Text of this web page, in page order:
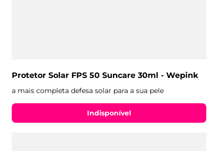
Protetor Solar FPS 50 Suncare 30ml - We­pink
a mais completa defesa solar para a sua pele
Indisponível